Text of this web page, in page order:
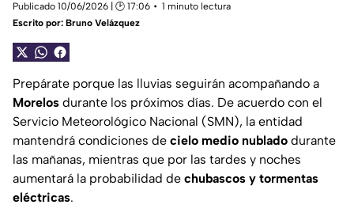
Publicado 10/06/2026 | 🕑 17:06
1 minuto lectura
Escrito por: Bruno Velázquez
Prepárate porque las lluvias seguirán acompañando a
Morelos durante los próximos días. De acuerdo con el
Servicio Meteorológico Nacional (SMN), la entidad
mantendrá condiciones de cielo medio nublado durante
las mañanas, mientras que por las tardes y noches
aumentará la probabilidad de chubascos y tormentas
eléctricas.